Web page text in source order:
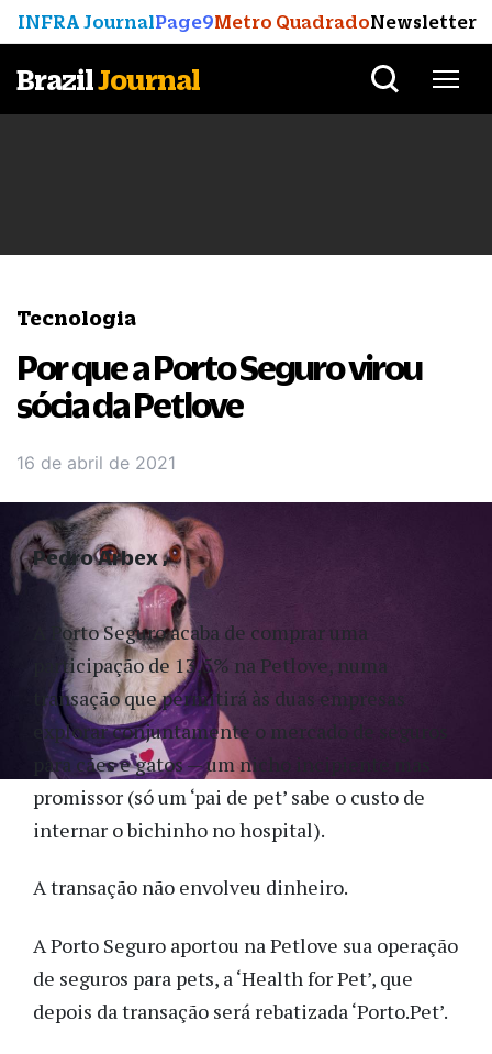
INFRA JournalPage9Metro QuadradoNewsletter
BrazilJournal
Tecnologia
Por que a Porto Seguro virou
sócia da Petlove
16 de abril de 2021
A Porto Seguro acaba de comprar uma
participação de 13,5% na Petlove, numa
transação que permitirá às duas empresas
explorar conjuntamente o mercado de seguros
para cães e gatos — um nicho incipiente mas
promissor (só um ‘pai de pet’ sabe o custo de
internar o bichinho no hospital).
A transação não envolveu dinheiro.
A Porto Seguro aportou na Petlove sua operação
de seguros para pets, a ‘Health for Pet’, que
depois da transação será rebatizada ‘Porto.Pet’.
Pedro Arbex